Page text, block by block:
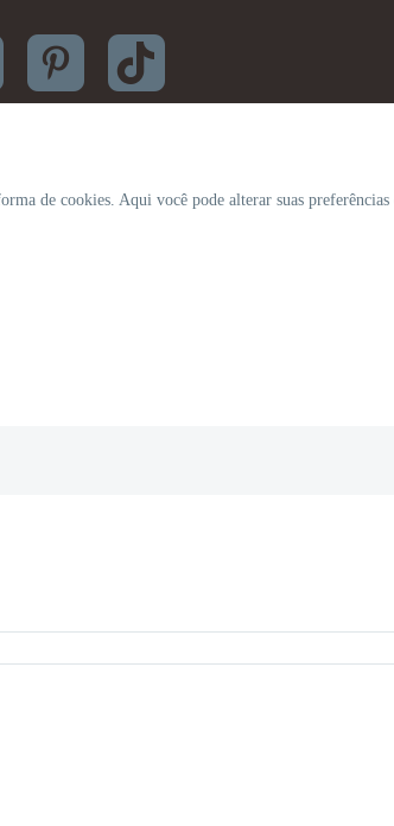
de cookies. Aqui você pode alterar suas